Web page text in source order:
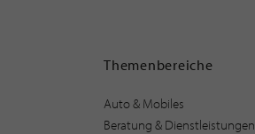
Themenbereiche
Auto & Mobiles
Beratung & Dienstleistungen